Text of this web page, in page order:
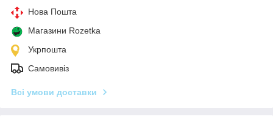
Нова Пошта
Магазини Rozetka
Укрпошта
Самовивіз
Всі умови доставки